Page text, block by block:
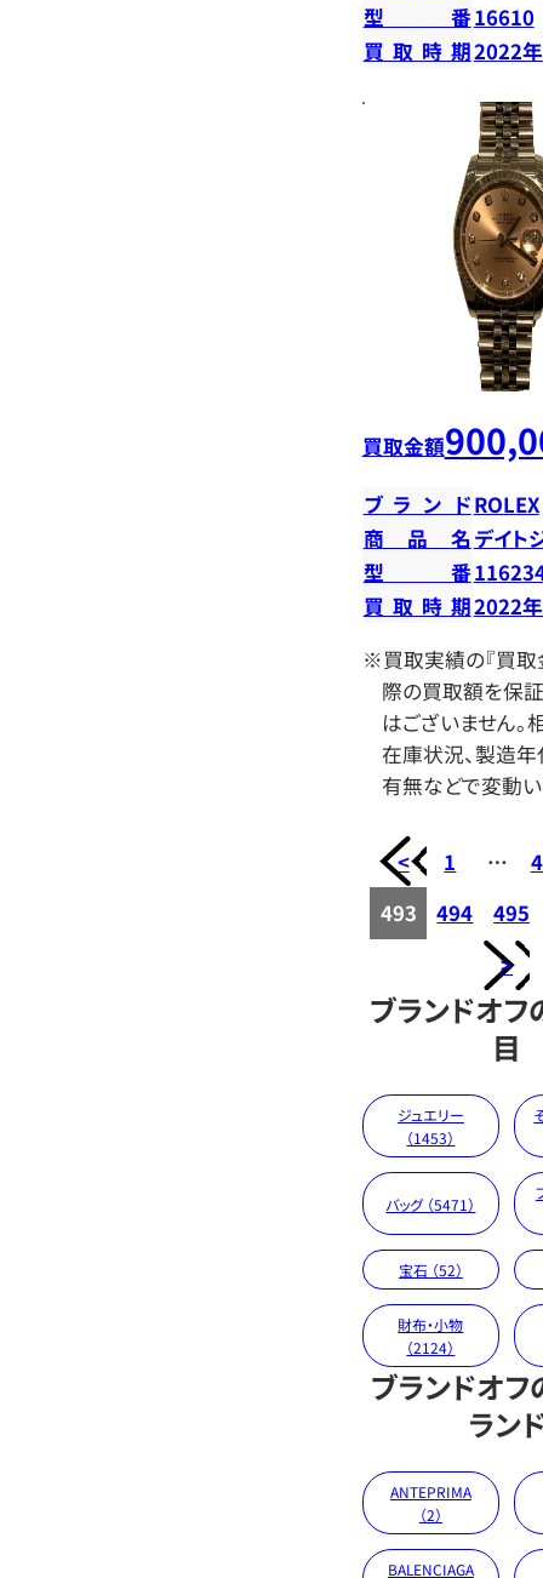
型番16610
買取時期2022
買取金額
ブランドROLEX
商品名 デイト
型番
買取時期2022
※買取実績の『買取
際の買取額を保
はございません。
在庫状況、製造年
有無などで変動い
< 1 …
493
494
495
>
ブランドオ
目
ジュエリー
（1453）
バッグ （5471）
宝石 （52）
財布・小物
（2124）
ブランドオ
ラン
ANTEPRIMA
（2）
BALENCIAGA